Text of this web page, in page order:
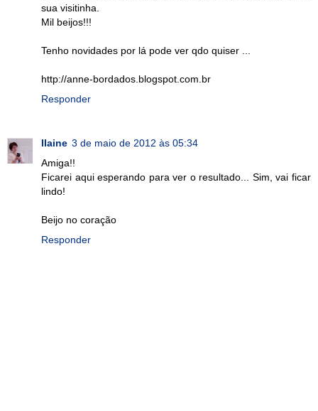
sua visitinha.
Mil beijos!!!
Tenho novidades por lá pode ver qdo quiser ...
http://anne-bordados.blogspot.com.br
Responder
Ilaine 3 de maio de 2012 às 05:34
Amiga!!
Ficarei aqui esperando para ver o resultado... Sim, vai ficar
lindo!
Beijo no coração
Responder